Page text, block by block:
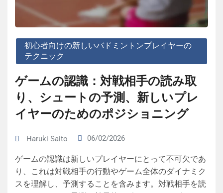
初心者向けの新しいバドミントンプレイヤーの
テクニック
ゲームの認識：対戦相手の読み取
り、シュートの予測、新しいプレ
イヤーのためのポジショニング
Haruki Saito 06/02/2026
ゲームの認識は新しいプレイヤーにとって不可欠であ
り、これは対戦相手の行動やゲーム全体のダイナミク
スを理解し、予測することを含みます。対戦相手を読